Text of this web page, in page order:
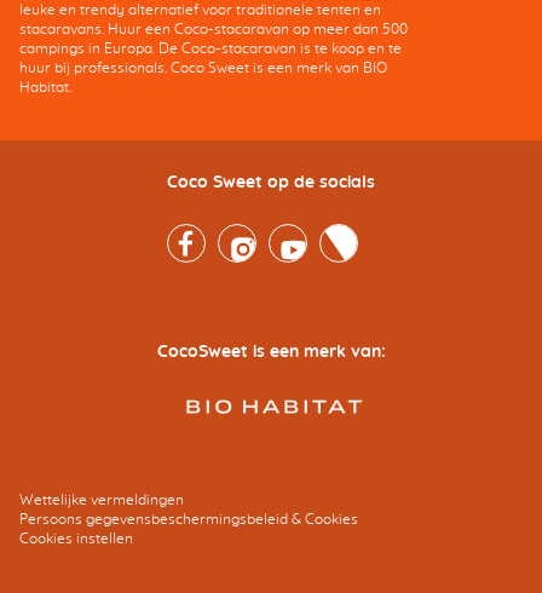
leuke en trendy alternatief voor traditionele tenten en
stacaravans. Huur een Coco-stacaravan op meer dan 500
campings in Europa. De Coco-stacaravan is te koop en te
huur bij professionals. Coco Sweet is een merk van BIO
Habitat.
Coco Sweet op de socials
FacebookInstagramYoutubeTwitter
CocoSweet is een merk van:
Wettelijke vermeldingen
Persoons gegevensbeschermingsbeleid & Cookies
Cookies instellen